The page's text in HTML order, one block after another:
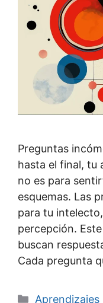
Preguntas
hasta el final, tu
no es para
esquemas. Las
para tu
percepción.
buscan
Cada pregunta
Categorías
Aprendizajes